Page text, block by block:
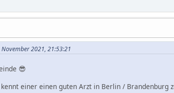
2021, 21:53:21
😎
einer einen guten Arzt in Berlin / Brandenburg